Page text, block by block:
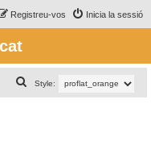
Inicia la sessió
Registreu-vos
Style:
e